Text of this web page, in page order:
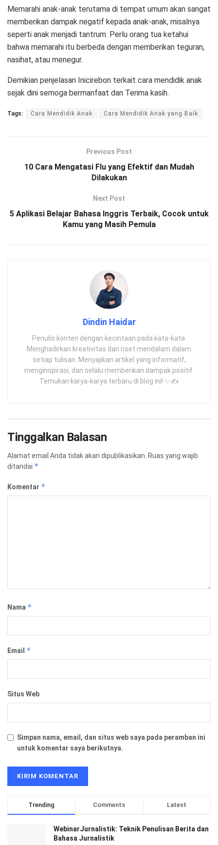
Memarahi anak-anak terutama di tempat umum akan sangat
memberikan dampak negatif kepada anak-anak, misalnya
seperti anak menjadi tantrum. Perlu orang tua ketahui
bahwa memarahi itu berbeda dengan memberikan teguran,
nasihat, atau menegur.
Demikian penjelasan Inicirebon terkait cara mendidik anak
sejak dini semoga bermanfaat dan Terima kasih.
Tags: Cara Mendidik Anak Cara Mendidik Anak yang Baik
Previous Post
10 Cara Mengatasi Flu yang Efektif dan Mudah
Dilakukan
Next Post
5 Aplikasi Belajar Bahasa Inggris Terbaik, Cocok untuk
Kamu yang Masih Pemula
Dindin Haidar
Penulis konten dengan kecintaan pada kata-kata.
Menghadirkan kreativitas dan riset mendalam dalam
setiap tulisan. Menyajikan artikel yang informatif,
menginspirasi, dan selalu memberikan dampak positif.
Temukan karya-karya terbaru di blog ini! ✨✍️
Tinggalkan Balasan
Alamat email Anda tidak akan dipublikasikan. Ruas yang wajib
ditandai *
Komentar *
Nama *
Email *
Situs Web
Simpan nama, email, dan situs web saya pada peramban ini
untuk komentar saya berikutnya.
Trending Comments Latest
WebinarJurnalistik: Teknik Penulisan Berita dan
Bahasa Jurnalistik